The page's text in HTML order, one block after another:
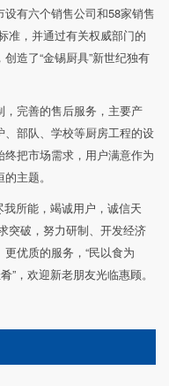
有六个销售公司和58家销售
准，并通过有关权威部门的
造了“金锡厨具”新世纪独有
完善的售后服务，主要产
部队、学校等厨房工程的设
把市场需求，用户满意作为
主题。
我所能，竭诚用户，诚信天
突破，努力研制、开发经济
优质的服务，“民以食为
”，欢迎新老朋友光临惠顾。